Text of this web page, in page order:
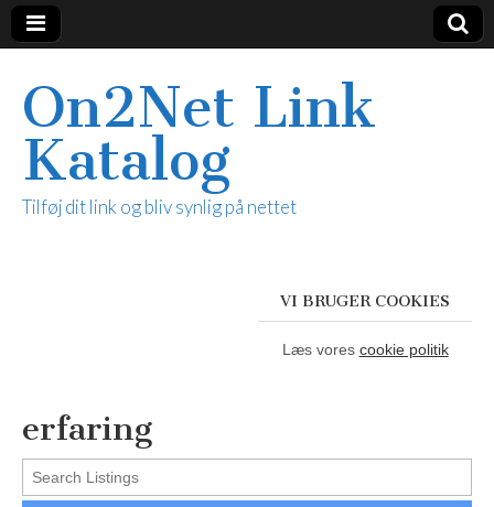
On2Net Link
Katalog
Tilføj dit link og bliv synlig på nettet
VI BRUGER COOKIES
Læs vores cookie politik
erfaring